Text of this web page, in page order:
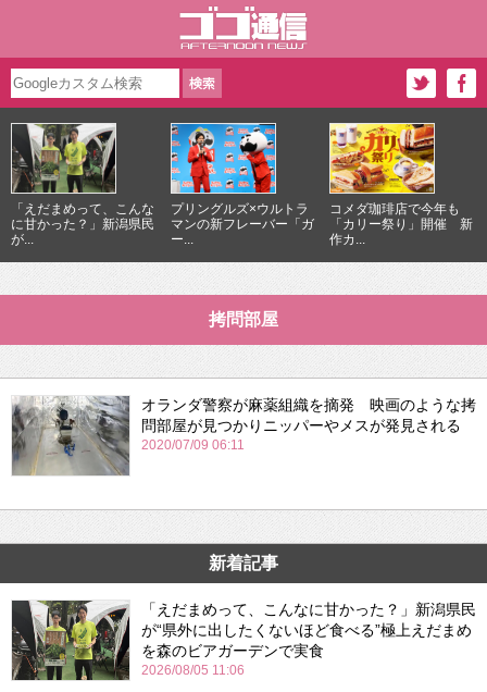
「えだまめって、こんな
に甘かった？」新潟県民
が...
プリングルズ×ウルトラ
マンの新フレーバー「ガ
ー...
コメダ珈琲店で今年も
「カリー祭り」開催 新
作カ...
拷問部屋
オランダ警察が麻薬組織を摘発 映画のような拷
問部屋が見つかりニッパーやメスが発見される
2020/07/09 06:11
新着記事
「えだまめって、こんなに甘かった？」新潟県民
が“県外に出したくないほど食べる”極上えだまめ
を森のビアガーデンで実食
2026/08/05 11:06